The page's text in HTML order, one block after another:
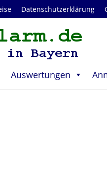
Datenschutzerklärung
Auswertungen